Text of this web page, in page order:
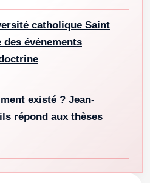
catholique Saint
des événements
existé ? Jean-
répond aux thèses